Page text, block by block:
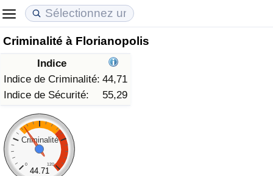
Criminalité à Florianopolis
Indice
Indice de Criminalité: 44,71
Indice de Sécurité:
55,29
Criminalité
0 120
44.71
Coût de la vie
Indice du Coût de la Vie (Actuel)
Indice du Coût de la Vie
Indice du coût de la vie par pays
à Akaba
Prix de l'immobilier
Indice des Prix de l'immobilier (Actuel)
Indice des Prix de l'immobilier
Indice des Prix de l'immobilier par Pays
Qualité de Vie
Indice de Qualité de Vie
Indice de Qualité de Vie (Actuel)
Indice de qualité de vie par pays
Criminalité